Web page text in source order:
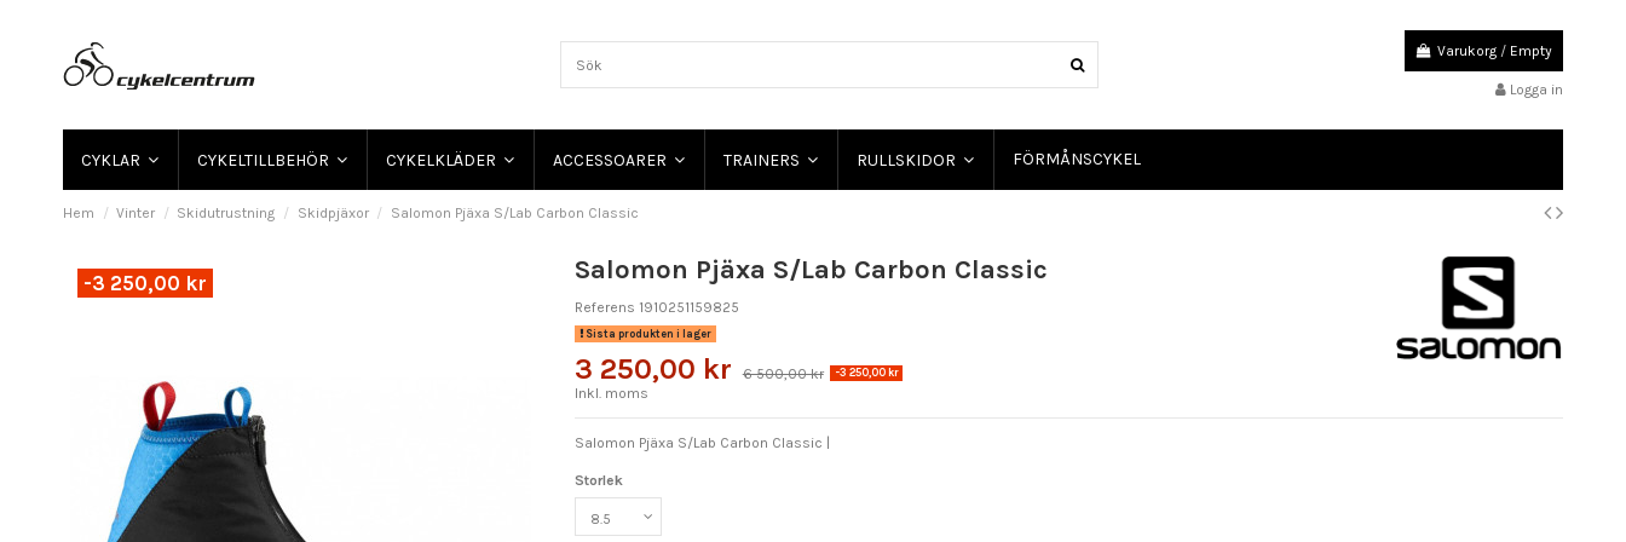
Varukorg / Empty
Logga in
CYKLAR CYKELTILLBEHÖR CYKELKLÄDER ACCESSOARER TRAINERS RULLSKIDOR FÖRMÅNSCYKEL
Hem Vinter Skidutrustning Skidpjäxor Salomon Pjäxa S/Lab Carbon Classic
-3 250,00 kr Salomon Pjäxa S/Lab Carbon Classic
Referens 1910251159825
Sista produkten i lager
3 250,00 kr 6 500,00 kr -3 250,00 kr
Inkl. moms
Salomon Pjäxa S/Lab Carbon Classic |
Storlek